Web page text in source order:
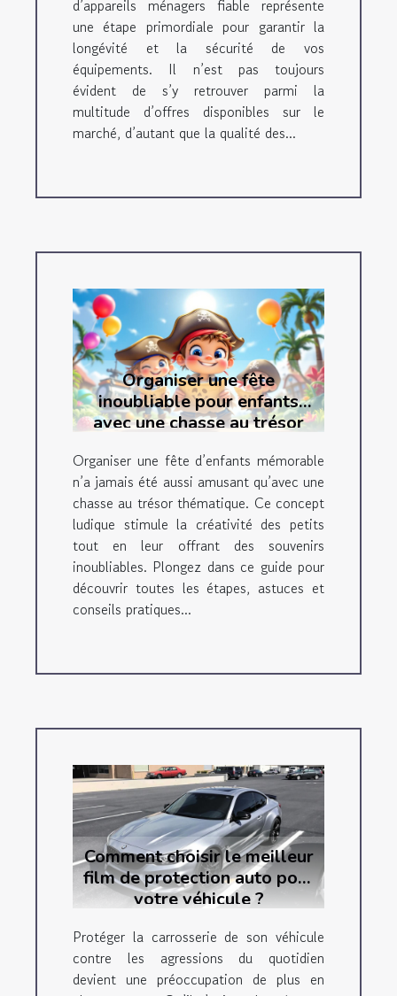
d’appareils ménagers fiable représente
une étape primordiale pour garantir la
longévité et la sécurité de vos
équipements. Il n’est pas toujours
évident de s’y retrouver parmi la
multitude d’offres disponibles sur le
marché, d’autant que la qualité des...
Organiser une fête
inoubliable pour enfants
avec une chasse au trésor
Organiser une fête d’enfants mémorable
n’a jamais été aussi amusant qu’avec une
chasse au trésor thématique. Ce concept
ludique stimule la créativité des petits
tout en leur offrant des souvenirs
inoubliables. Plongez dans ce guide pour
découvrir toutes les étapes, astuces et
conseils pratiques...
Comment choisir le meilleur
film de protection auto pour
votre véhicule ?
Protéger la carrosserie de son véhicule
contre les agressions du quotidien
devient une préoccupation de plus en